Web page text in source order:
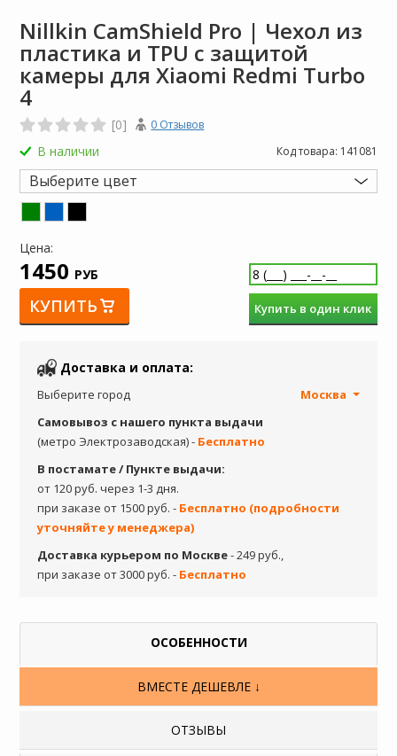
Nillkin CamShield Pro | Чехол из
пластика и TPU с защитой
камеры для Xiaomi Redmi Turbo
4
[0] 0 Отзывов
В наличии Код товара: 141081
Выберите цвет
Цена:
1450 РУБ
КУПИТЬ Купить в один клик
Доставка и оплата:
Выберите город
Москва
Самовывоз с нашего пункта выдачи
(метро Электрозаводская) - Бесплатно
В постамате / Пункте выдачи:
от 120 руб. через 1-3 дня.
при заказе от 1500 руб. - Бесплатно (подробности
уточняйте у менеджера)
Доставка курьером по Москве- 249 руб.,
при заказе от 3000 руб. - Бесплатно
ОСОБЕННОСТИ
ВМЕСТЕ ДЕШЕВЛЕ ↓
ОТЗЫВЫ